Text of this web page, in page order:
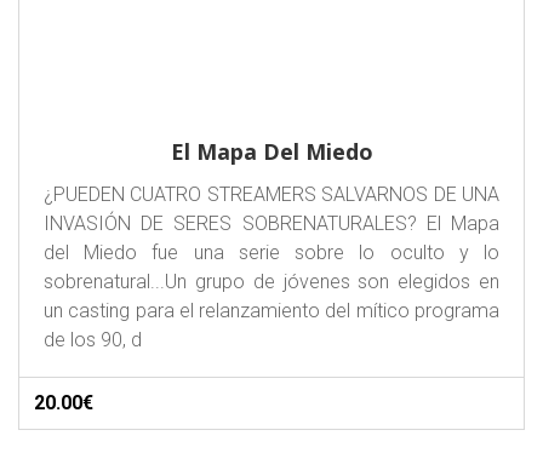
El Mapa Del Miedo
¿PUEDEN CUATRO STREAMERS SALVARNOS DE UNA
INVASIÓN DE SERES SOBRENATURALES? El Mapa
del Miedo fue una serie sobre lo oculto y lo
sobrenatural...Un grupo de jóvenes son elegidos en
un casting para el relanzamiento del mítico programa
de los 90, d
20.00€